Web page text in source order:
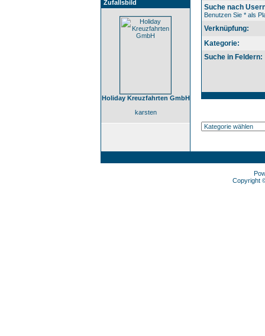
Zufallsbild
Holiday Kreuzfahrten GmbH
karsten
Suche nach
Benutzen Sie * als
Verknüpfung:
Kategorie:
Suche in Feldern:
Copyright